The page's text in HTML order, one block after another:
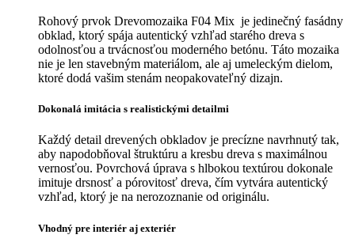
Rohový prvok Drevomozaika F04 Mix je jedinečný fasádny
obklad, ktorý spája autentický vzhľad starého dreva s
odolnosťou a trvácnosťou moderného betónu. Táto mozaika
nie je len stavebným materiálom, ale aj umeleckým dielom,
ktoré dodá vašim stenám neopakovateľný dizajn.
Dokonalá imitácia s realistickými detailmi
Každý detail drevených obkladov je precízne navrhnutý tak,
aby napodobňoval štruktúru a kresbu dreva s maximálnou
vernosťou. Povrchová úprava s hlbokou textúrou dokonale
imituje drsnosť a pórovitosť dreva, čím vytvára autentický
vzhľad, ktorý je na nerozoznanie od originálu.
Vhodný pre interiér aj exteriér